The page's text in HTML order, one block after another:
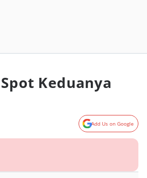
Keduanya
Add Us on Google